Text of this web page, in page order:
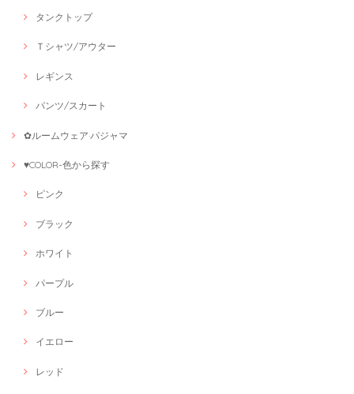
タンクトップ
Ｔシャツ/アウター
レギンス
パンツ/スカート
✿ルームウェア·パジャマ
♥COLOR-色から探す
ピンク
ブラック
ホワイト
パープル
ブルー
イエロー
レッド